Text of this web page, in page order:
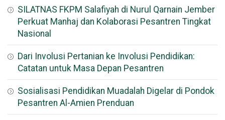
SILATNAS FKPM Salafiyah di Nurul Qarnain Jember
Perkuat Manhaj dan Kolaborasi Pesantren Tingkat
Nasional
Dari Involusi Pertanian ke Involusi Pendidikan:
Catatan untuk Masa Depan Pesantren
Sosialisasi Pendidikan Muadalah Digelar di Pondok
Pesantren Al-Amien Prenduan